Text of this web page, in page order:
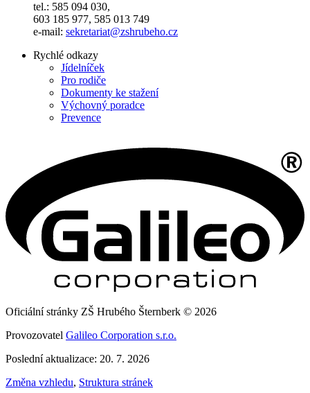
tel.: 585 094 030,
603 185 977, 585 013 749
e-mail: sekretariat@zshrubeho.cz
Rychlé odkazy
Jídelníček
Pro rodiče
Dokumenty ke stažení
Výchovný poradce
Prevence
Oficiální stránky ZŠ Hrubého Šternberk © 2026
Provozovatel Galileo Corporation s.r.o.
Poslední aktualizace: 20. 7. 2026
Změna vzhledu, Struktura stránek